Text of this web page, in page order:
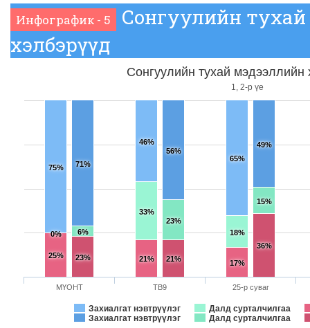
Инфографик - 5
Сонгуулийн
хэлбэрүүд
Сонгуулийн тухай мэдээллийн
1, 2-р үе
75%
46%
65%
0%
33%
18%
25% 21% 17%
71%
56%
49%
6%
23%
15%
23% 21%
36%
Захиалгат нэвтрүүлэг
Далд сурталчилгаа
Захиалгат нэвтрүүлэг
Далд сурталчилгаа
МҮОНТ ТВ9 25-р суваг